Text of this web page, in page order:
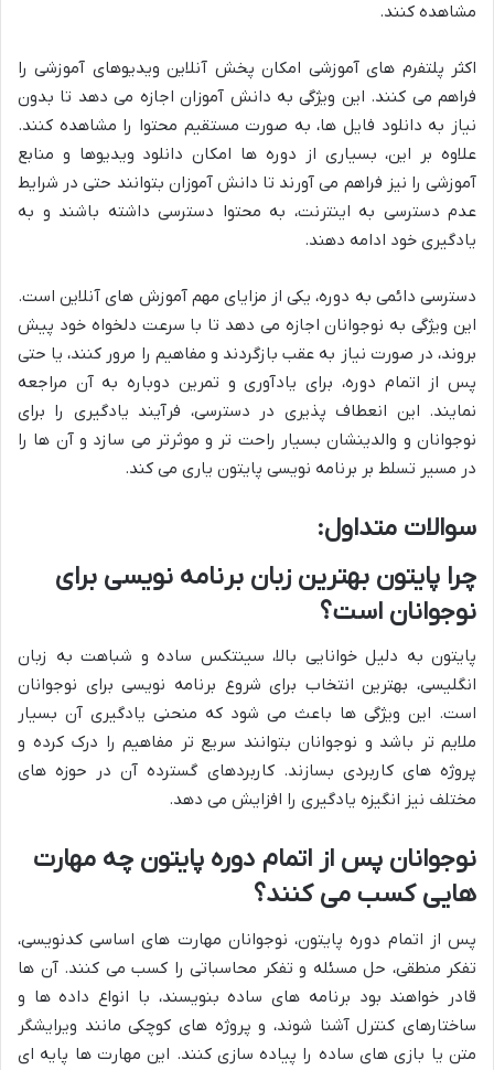
مشاهده کنند.
اکثر پلتفرم های آموزشی امکان پخش آنلاین ویدیوهای آموزشی را
فراهم می کنند. این ویژگی به دانش آموزان اجازه می دهد تا بدون
نیاز به دانلود فایل ها، به صورت مستقیم محتوا را مشاهده کنند.
علاوه بر این، بسیاری از دوره ها امکان دانلود ویدیوها و منابع
آموزشی را نیز فراهم می آورند تا دانش آموزان بتوانند حتی در شرایط
عدم دسترسی به اینترنت، به محتوا دسترسی داشته باشند و به
یادگیری خود ادامه دهند.
دسترسی دائمی به دوره، یکی از مزایای مهم آموزش های آنلاین است.
این ویژگی به نوجوانان اجازه می دهد تا با سرعت دلخواه خود پیش
بروند، در صورت نیاز به عقب بازگردند و مفاهیم را مرور کنند، یا حتی
پس از اتمام دوره، برای یادآوری و تمرین دوباره به آن مراجعه
نمایند. این انعطاف پذیری در دسترسی، فرآیند یادگیری را برای
نوجوانان و والدینشان بسیار راحت تر و موثرتر می سازد و آن ها را
در مسیر تسلط بر برنامه نویسی پایتون یاری می کند.
سوالات متداول:
چرا پایتون بهترین زبان برنامه نویسی برای
نوجوانان است؟
پایتون به دلیل خوانایی بالا، سینتکس ساده و شباهت به زبان
انگلیسی، بهترین انتخاب برای شروع برنامه نویسی برای نوجوانان
است. این ویژگی ها باعث می شود که منحنی یادگیری آن بسیار
ملایم تر باشد و نوجوانان بتوانند سریع تر مفاهیم را درک کرده و
پروژه های کاربردی بسازند. کاربردهای گسترده آن در حوزه های
مختلف نیز انگیزه یادگیری را افزایش می دهد.
نوجوانان پس از اتمام دوره پایتون چه مهارت
هایی کسب می کنند؟
پس از اتمام دوره پایتون، نوجوانان مهارت های اساسی کدنویسی،
تفکر منطقی، حل مسئله و تفکر محاسباتی را کسب می کنند. آن ها
قادر خواهند بود برنامه های ساده بنویسند، با انواع داده ها و
ساختارهای کنترل آشنا شوند، و پروژه های کوچکی مانند ویرایشگر
متن یا بازی های ساده را پیاده سازی کنند. این مهارت ها پایه ای